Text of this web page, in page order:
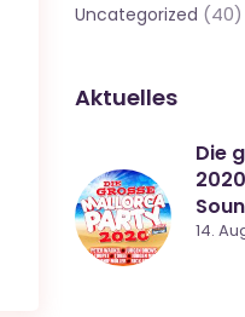
Uncategorized (40)
Aktuelles
Die
14.